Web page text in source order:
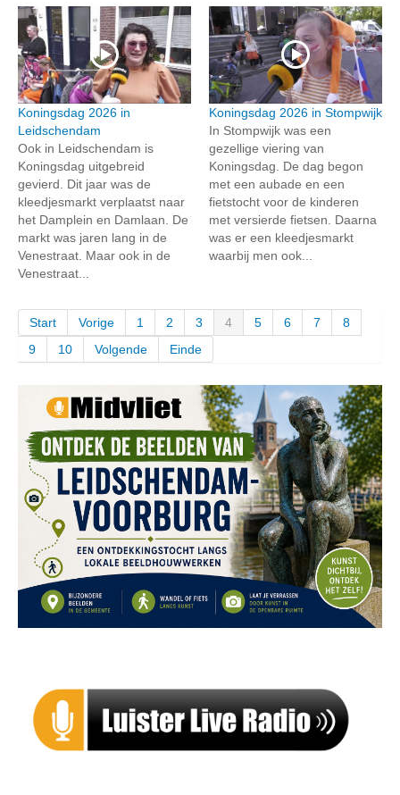
Koningsdag 2026 in
Leidschendam
Ook in Leidschendam is
Koningsdag uitgebreid
gevierd. Dit jaar was de
kleedjesmarkt verplaatst naar
het Damplein en Damlaan. De
markt was jaren lang in de
Venestraat. Maar ook in de
Venestraat...
Koningsdag 2026 in Stompwijk
In Stompwijk was een
gezellige viering van
Koningsdag. De dag begon
met een aubade en een
fietstocht voor de kinderen
met versierde fietsen. Daarna
was er een kleedjesmarkt
waarbij men ook...
Start Vorige 1 2 3 4 5 6 7
8
9
10 Volgende Einde